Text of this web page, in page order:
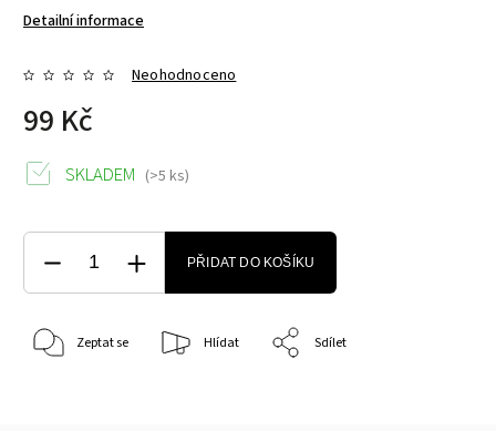
Detailní informace
Neohodnoceno
99 Kč
SKLADEM (>5 ks)
PŘIDAT DO KOŠÍKU
Zeptat se Hlídat Sdílet